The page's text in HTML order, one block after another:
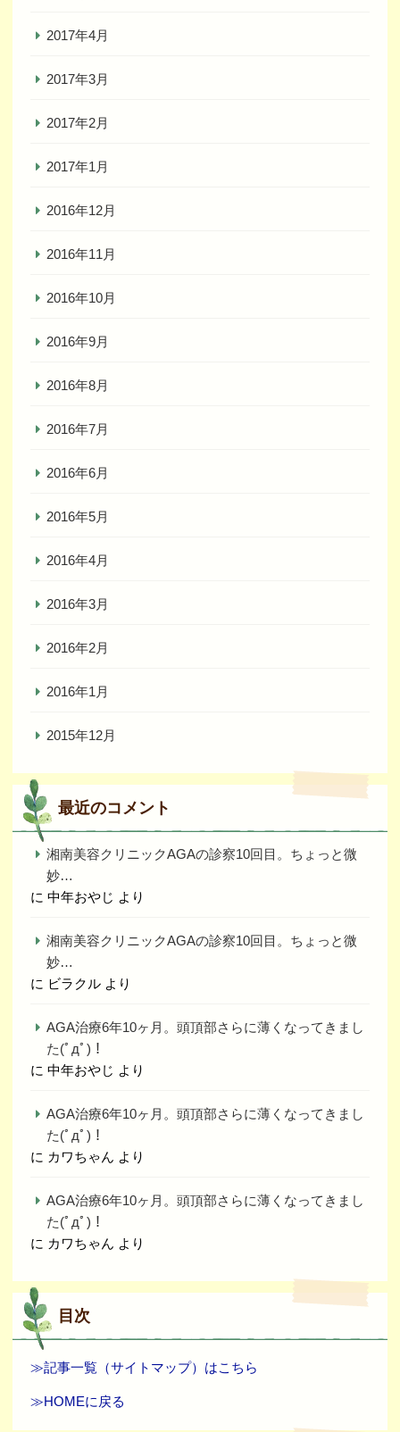
2017年4月
2017年3月
2017年2月
2017年1月
2016年12月
2016年11月
2016年10月
2016年9月
2016年8月
2016年7月
2016年6月
2016年5月
2016年4月
2016年3月
2016年2月
2016年1月
2015年12月
最近のコメント
湘南美容クリニックAGAの診察10回目。ちょっと微
妙…
に 中年おやじ より
湘南美容クリニックAGAの診察10回目。ちょっと微
妙…
に ビラクル より
AGA治療6年10ヶ月。頭頂部さらに薄くなってきまし
た(ﾟдﾟ)！
に 中年おやじ より
AGA治療6年10ヶ月。頭頂部さらに薄くなってきまし
た(ﾟдﾟ)！
に カワちゃん より
AGA治療6年10ヶ月。頭頂部さらに薄くなってきまし
た(ﾟдﾟ)！
に カワちゃん より
目次
≫記事一覧（サイトマップ）はこちら
≫HOMEに戻る